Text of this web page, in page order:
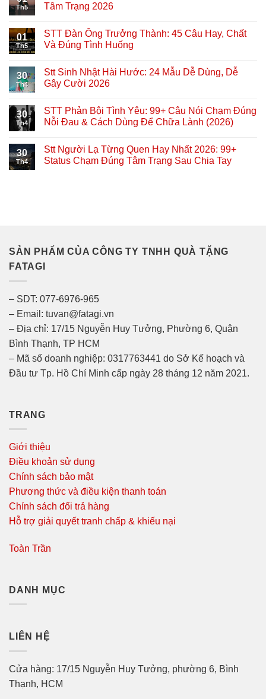
Th5
Tâm Trạng 2026
01
Th5
STT Đàn Ông Trưởng Thành: 45 Câu Hay, Chất
Và Đúng Tình Huống
30
Th4
Stt Sinh Nhật Hài Hước: 24 Mẫu Dễ Dùng, Dễ
Gây Cười 2026
30
Th4
STT Phản Bội Tình Yêu: 99+ Câu Nói Chạm Đúng
Nỗi Đau & Cách Dùng Để Chữa Lành (2026)
30
Th4
Stt Người Lạ Từng Quen Hay Nhất 2026: 99+
Status Chạm Đúng Tâm Trạng Sau Chia Tay
SẢN PHẨM CỦA CÔNG TY TNHH QUÀ TẶNG
FATAGI
– SDT: 077-6976-965
– Email: tuvan@fatagi.vn
– Địa chỉ: 17/15 Nguyễn Huy Tưởng, Phường 6, Quận
Bình Thạnh, TP HCM
– Mã số doanh nghiệp: 0317763441 do Sở Kế hoạch và
Đầu tư Tp. Hồ Chí Minh cấp ngày 28 tháng 12 năm 2021.
TRANG
Giới thiệu
Điều khoản sử dụng
Chính sách bảo mật
Phương thức và điều kiện thanh toán
Chính sách đổi trả hàng
Hỗ trợ giải quyết tranh chấp & khiếu nại
Toàn Trần
DANH MỤC
LIÊN HỆ
Cửa hàng: 17/15 Nguyễn Huy Tưởng, phường 6, Bình
Thạnh, HCM